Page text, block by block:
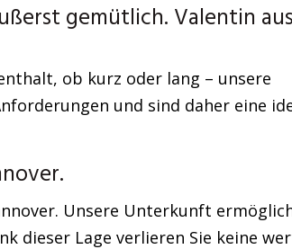
gemütlich. Valentin aus
ob kurz oder lang – unsere
und sind daher eine
Unsere Unterkunft
dieser Lage verlieren Sie keine